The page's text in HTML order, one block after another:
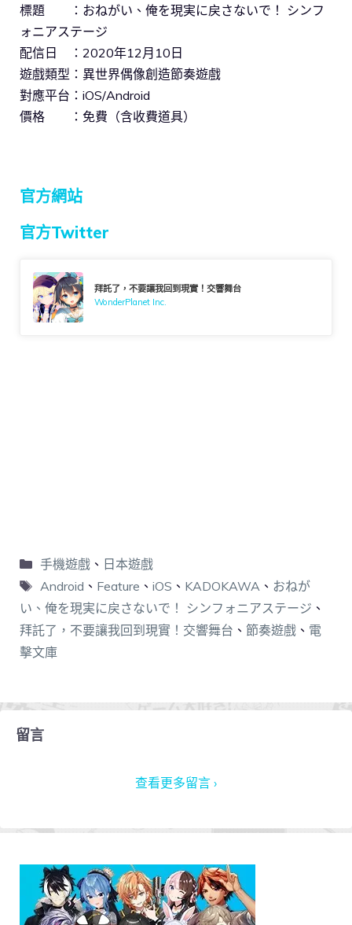
標題 ：おねがい、俺を現実に戻さないで！ シンフ
ォニアステージ
配信日 ：2020年12月10日
遊戲類型：異世界偶像創造節奏遊戲
對應平台：iOS/Android
價格 ：免費（含收費道具）
官方網站
官方Twitter
拜託了，不要讓我回到現實！交響舞台
WonderPlanet Inc.
手機遊戲、 日本遊戲
Android 、 Feature 、 iOS 、 KADOKAWA 、 おねが
い、俺を現実に戻さないで！ シンフォニアステージ 、
拜託了，不要讓我回到現實！交響舞台 、 節奏遊戲 、 電
擊文庫
留言
查看更多留言 ›